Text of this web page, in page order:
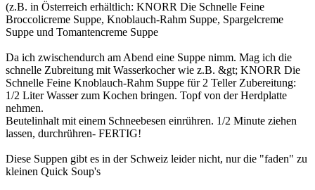
(z.B. in Österreich erhältlich: KNORR Die Schnelle Feine
Broccolicreme Suppe, Knoblauch-Rahm Suppe, Spargelcreme
Suppe und Tomantencreme Suppe
Da ich zwischendurch am Abend eine Suppe nimm. Mag ich die
schnelle Zubreitung mit Wasserkocher wie z.B. &gt; KNORR Die
Schnelle Feine Knoblauch-Rahm Suppe für 2 Teller Zubereitung:
1/2 Liter Wasser zum Kochen bringen. Topf von der Herdplatte
nehmen.
Beutelinhalt mit einem Schneebesen einrühren. 1/2 Minute ziehen
lassen, durchrühren- FERTIG!
Diese Suppen gibt es in der Schweiz leider nicht, nur die "faden" zu
kleinen Quick Soup's